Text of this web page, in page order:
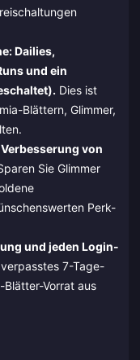
Dailies,
und ein
Dies ist
Blättern, Glimmer,
von
Sie Glimmer
Perk-
und jeden Login-
7-Tage-
Vorrat aus